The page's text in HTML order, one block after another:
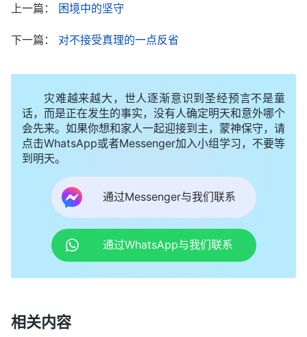
分辨、揭露不了，不是那块料，只要自己不是假带
领、敌基督就好了，只要自己不打岔搅扰就好了，只
自己不行，比不上别人，觉得别人可能都是蒙拯救的
对象，自己顶多就是个效力者，所以对于追求真理也
觉得自己够不上。不管你能听明白多少真理，还是觉
得既然神给自己预定了这样的素质、这样的长相，那
可能神就预定自己只是做一个效力者，跟追求真理没
有关系，跟做带领没有关系，跟做任何的负责人没有
关系，跟蒙拯救没有关系，自己就甘愿做一个最小
的。这种自卑的情绪也可能不是与生俱来的，但是从
另一个层面来说，因为你的家庭环境，也因为你的成
长环境，对你造成了不大不小的打击或者是不恰当的
确的追求方向，影响了你正当的追求意愿，也会压制
上一篇： 困境中的坚守
下一篇： 对不接受真理的一点反省
灾难越来越大，世人逐渐意识到圣经预言不是童
话，而是正在发生的事实，没有人确定明天和意外哪个
会先来。如果你想和家人一起迎接到主，蒙神保守，请
点击WhatsApp或者Messenger加入小组学习，不要等
到明天。
通过Messenger与我们联系
通过WhatsApp与我们联系
相关内容